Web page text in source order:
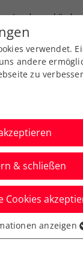
Landesverbände
Services
Bei
verwendet.
andere
zu
& schließen
Cookies
dass
anzeigen